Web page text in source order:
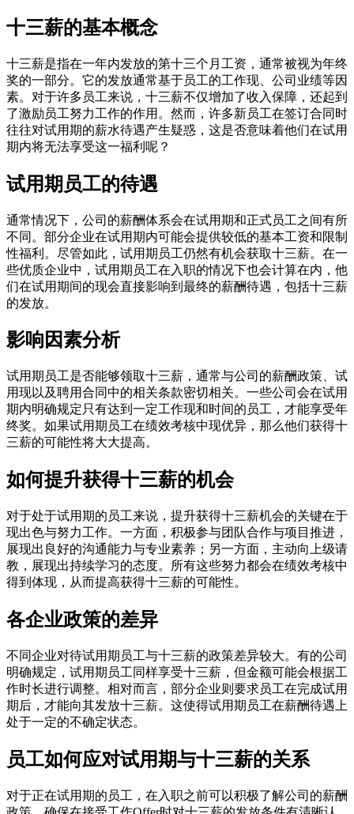
十三薪的基本概念
十三薪是指在一年内发放的第十三个月工资，通常被视为年终
奖的一部分。它的发放通常基于员工的工作现、公司业绩等因
素。对于许多员工来说，十三薪不仅增加了收入保障，还起到
了激励员工努力工作的作用。然而，许多新员工在签订合同时
往往对试用期的薪水待遇产生疑惑，这是否意味着他们在试用
期内将无法享受这一福利呢？
试用期员工的待遇
通常情况下，公司的薪酬体系会在试用期和正式员工之间有所
不同。部分企业在试用期内可能会提供较低的基本工资和限制
性福利。尽管如此，试用期员工仍然有机会获取十三薪。在一
些优质企业中，试用期员工在入职的情况下也会计算在内，他
们在试用期间的现会直接影响到最终的薪酬待遇，包括十三薪
的发放。
影响因素分析
试用期员工是否能够领取十三薪，通常与公司的薪酬政策、试
用现以及聘用合同中的相关条款密切相关。一些公司会在试用
期内明确规定只有达到一定工作现和时间的员工，才能享受年
终奖。如果试用期员工在绩效考核中现优异，那么他们获得十
三薪的可能性将大大提高。
如何提升获得十三薪的机会
对于处于试用期的员工来说，提升获得十三薪机会的关键在于
现出色与努力工作。一方面，积极参与团队合作与项目推进，
展现出良好的沟通能力与专业素养；另一方面，主动向上级请
教，展现出持续学习的态度。所有这些努力都会在绩效考核中
得到体现，从而提高获得十三薪的可能性。
各企业政策的差异
不同企业对待试用期员工与十三薪的政策差异较大。有的公司
明确规定，试用期员工同样享受十三薪，但金额可能会根据工
作时长进行调整。相对而言，部分企业则要求员工在完成试用
期后，才能向其发放十三薪。这使得试用期员工在薪酬待遇上
处于一定的不确定状态。
员工如何应对试用期与十三薪的关系
对于正在试用期的员工，在入职之前可以积极了解公司的薪酬